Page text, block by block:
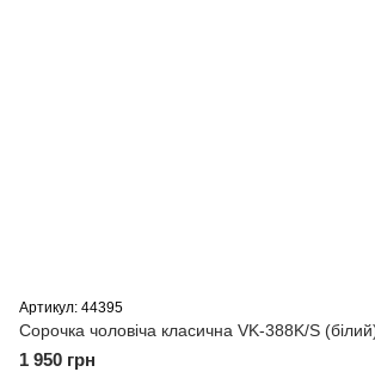
Артикул: 44395
Сорочка чоловіча класична VK-388K/S
1 950 грн